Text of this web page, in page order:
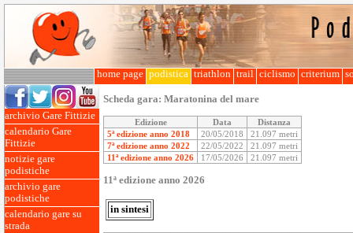
home page podistica triathlon trail ciclismo criterium
archivio Gare Fittizie
calendario Gare
Fittizie
notizie gare
podistiche
archivio gare
podistiche
calendario gare su
strada
Scheda gara: Maratonina del mare
Edizione Data
Distanza
5ª edizione anno 2018
20/05/2018
21.097 metri
7ª edizione anno 2022
22/05/2022
21.097 metri
11ª edizione anno 2026
17/05/2026 21.097 metri
11ª edizione anno 2026
in sintesi